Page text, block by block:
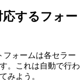
するフォー
フォームは各セラー
。これは自動で行わ
みよう。